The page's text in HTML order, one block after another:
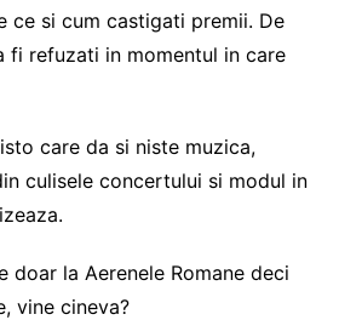
ce si cum castigati premii. De
fi refuzati in momentul in care
care da si niste muzica,
culisele concertului si modul in
doar la Aerenele Romane deci
vine cineva?